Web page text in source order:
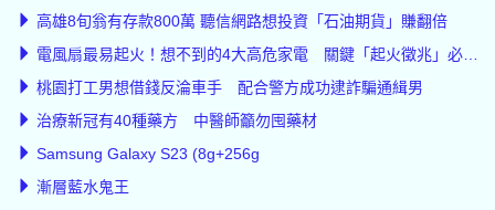
高雄8旬翁有存款800萬 聽信網路想投資「石油期貨」賺翻倍
電風扇最易起火！想不到的4大高危家電 關鍵「起火徵兆」必知道
桃園打工男想借錢反淪車手 配合警方成功逮詐騙通緝男
治療新冠有40種藥方 中醫師籲勿囤藥材
Samsung Galaxy S23 (8g+256g
漸層藍水鬼王